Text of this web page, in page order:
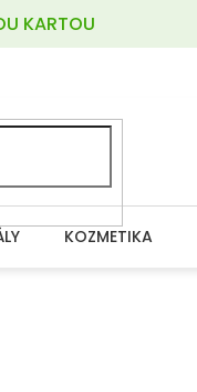
KARTOU
KOZMETIKA